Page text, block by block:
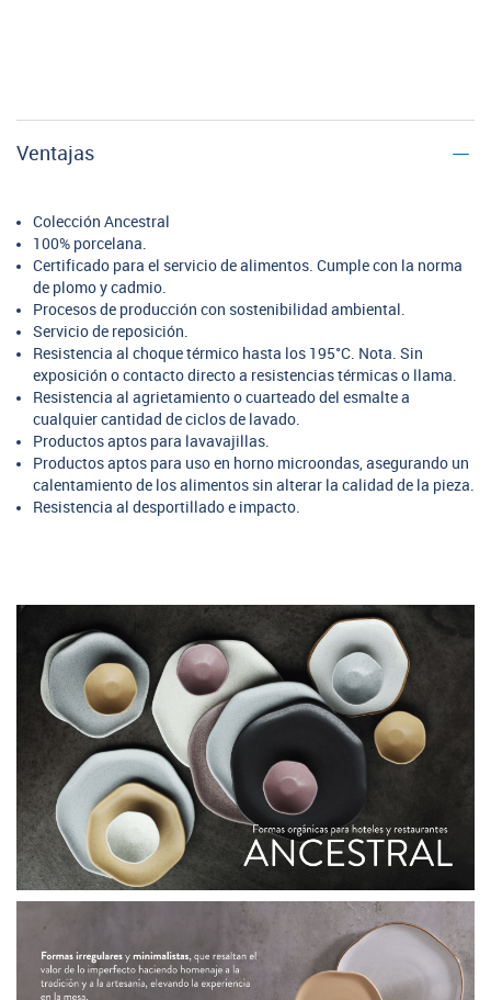
Ventajas
Colección Ancestral
100% porcelana.
Certificado para el servicio de alimentos. Cumple con la norma
de plomo y cadmio.
Procesos de producción con sostenibilidad ambiental.
Servicio de reposición.
Resistencia al choque térmico hasta los 195°C. Nota. Sin
exposición o contacto directo a resistencias térmicas o llama.
Resistencia al agrietamiento o cuarteado del esmalte a
cualquier cantidad de ciclos de lavado.
Productos aptos para lavavajillas.
Productos aptos para uso en horno microondas, asegurando un
calentamiento de los alimentos sin alterar la calidad de la pieza.
Resistencia al desportillado e impacto.